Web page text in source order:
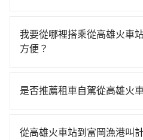
以依照您行程人數的需求進
旅途安全無憂，我們的司機
策，讓您在規劃行程時能更
tripool旅步絕對是您值得信
我要從哪裡搭乘從高雄火車
方便？
落，只要有路能到、Google
區，我們司機都會依照訂單上
是否推薦租車自駕從高雄火
路邊多天不用車，停車費與
從高雄火車站到富岡漁港叫